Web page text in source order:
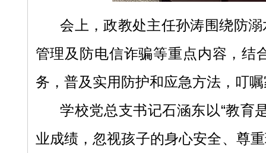
会上，政教处主任孙涛围绕防
管理及防电信诈骗等重点内容，结
务，普及实用防护和应急方法，叮
学校党总支书记石涵东以“教育
业成绩，忽视孩子的身心安全、尊